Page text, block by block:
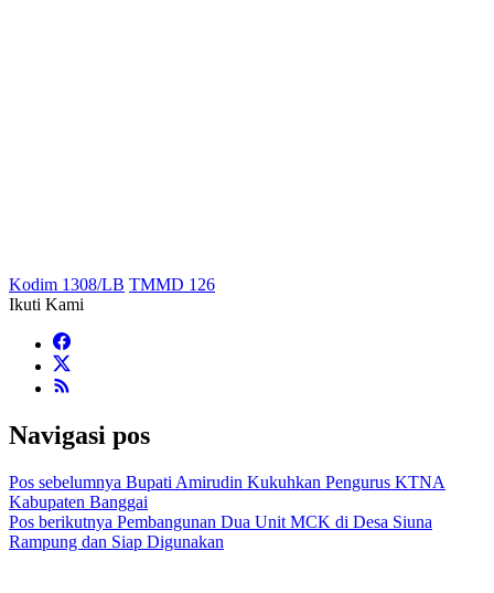
Kodim 1308/LB TMMD 126
Ikuti Kami
Navigasi pos
Pos sebelumnya Bupati Amirudin Kukuhkan Pengurus KTNA
Kabupaten Banggai
Pos berikutnya Pembangunan Dua Unit MCK di Desa Siuna
Rampung dan Siap Digunakan